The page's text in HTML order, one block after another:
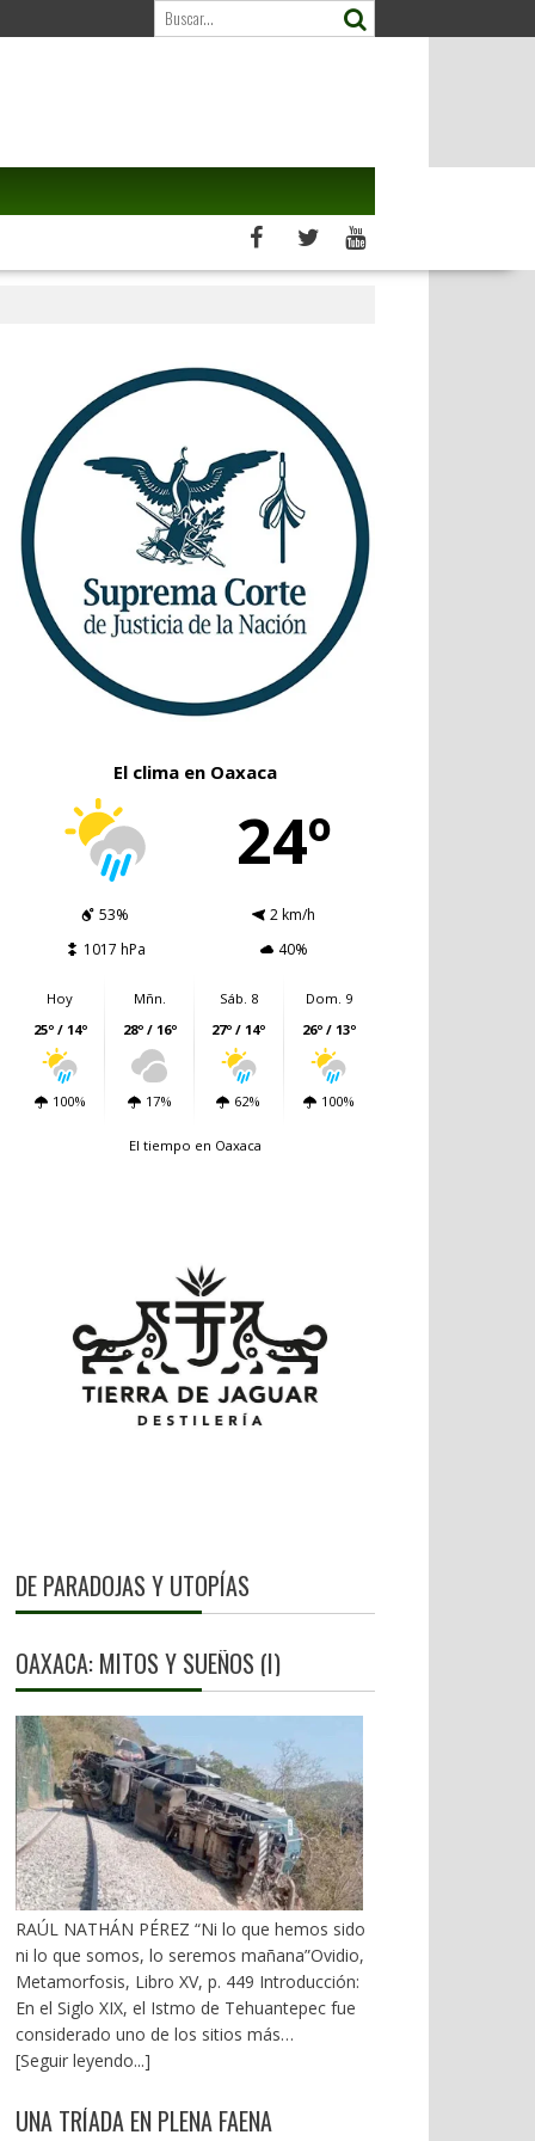
El clima en Oaxaca
24º
53%
2 km/h
1017 hPa
40%
Hoy
25º / 14º
100%
Mñn.
28º / 16º
17%
Sáb. 8
27º / 14º
62%
Dom. 9
26º / 13º
100%
El tiempo en Oaxaca
DE PARADOJAS Y UTOPÍAS
OAXACA: MITOS Y SUEÑOS (I)
RAÚL NATHÁN PÉREZ “Ni lo que hemos sido
ni lo que somos, lo seremos mañana”Ovidio,
Metamorfosis, Libro XV, p. 449 Introducción:
En el Siglo XIX, el Istmo de Tehuantepec fue
considerado uno de los sitios más
estratégicos a nivel mundial. En la mira de los
emanados del PRI iniciaron una serie de
[Seguir leyendo...]
UNA TRÍADA EN PLENA FAENA